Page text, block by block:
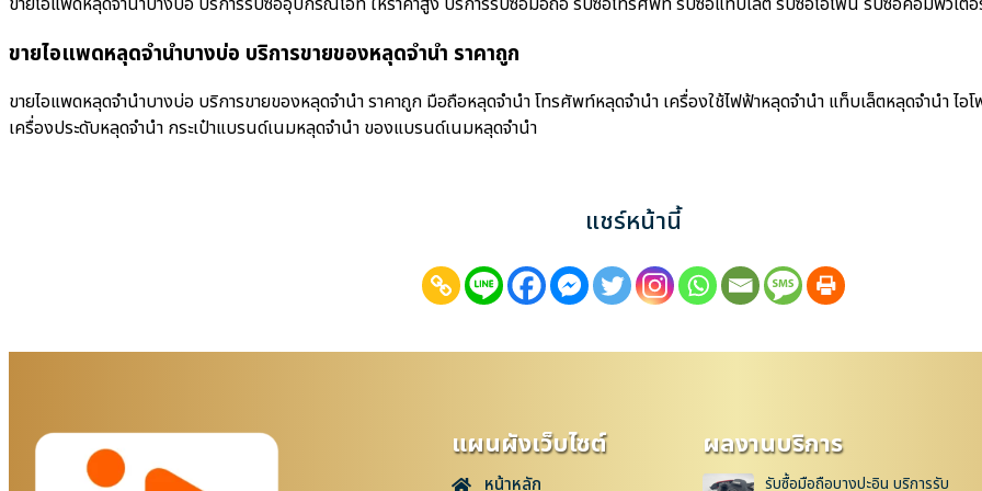
ขายไอแพดหลุดจำนำบางบ่อ บริการขายของหลุดจำนำ ราคาถูก
ขายไอแพดหลุดจำนำบางบ่อ บริการขายของหลุดจำนำ ราคาถูก มือถือหลุดจำนำ โทรศัพท์หลุดจำนำ เครื่องใช้ไฟฟ้าหลุดจำนำ แท็บเล็ตหลุดจำนำ ไ
เครื่องประดับหลุดจำนำ กระเป๋าแบรนด์เนมหลุดจำนำ ของแบรนด์เนมหลุดจำนำ
แชร์หน้านี้
แผนผังเว็บไซต์
หน้าหลัก
ผลงานบริการ
รับซื้อมือถือบางปะอิน บริการรับ